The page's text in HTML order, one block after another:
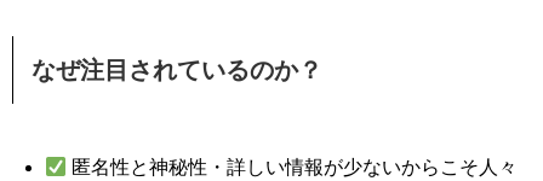
なぜ注目されているのか？
匿名性と神秘性・詳しい情報が少ないからこそ人々